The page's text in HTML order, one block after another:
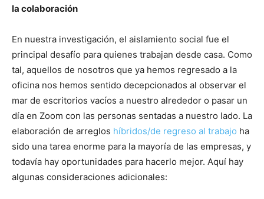
la colaboración
En nuestra investigación, el aislamiento social fue el
principal desafío para quienes trabajan desde casa. Como
tal, aquellos de nosotros que ya hemos regresado a la
oficina nos hemos sentido decepcionados al observar el
mar de escritorios vacíos a nuestro alrededor o pasar un
día en Zoom con las personas sentadas a nuestro lado. La
elaboración de arreglos híbridos/de regreso al trabajo ha
sido una tarea enorme para la mayoría de las empresas, y
todavía hay oportunidades para hacerlo mejor. Aquí hay
algunas consideraciones adicionales: